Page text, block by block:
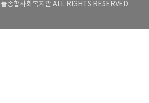
종합사회복지관 ALL RIGHTS RESERVED.